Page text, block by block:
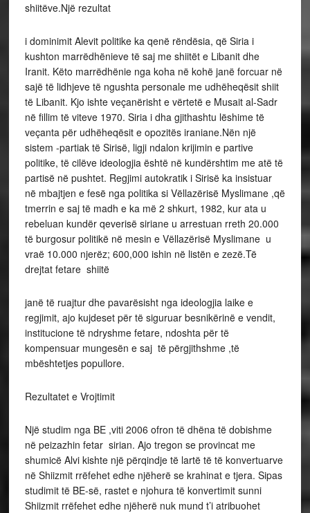
shiitëve.Një rezultat
i dominimit Alevit politike ka qenë rëndësia, që Siria i
kushton marrëdhënieve të saj me shiitët e Libanit dhe
Iranit. Këto marrëdhënie nga koha në kohë janë forcuar në
sajë të lidhjeve të ngushta personale me udhëheqësit shiit
të Libanit. Kjo ishte veçanërisht e vërtetë e Musait al-Sadr
në fillim të viteve 1970. Siria i dha gjithashtu lëshime të
veçanta për udhëheqësit e opozitës iraniane.Nën një
sistem -partiak të Sirisë, ligji ndalon krijimin e partive
politike, të cilëve ideologjia është në kundërshtim me atë të
partisë në pushtet. Regjimi autokratik i Sirisë ka insistuar
në mbajtjen e fesë nga politika si Vëllazërisë Myslimane ,që
tmerrin e saj të madh e ka më 2 shkurt, 1982, kur ata u
rebeluan kundër qeverisë siriane u arrestuan rreth 20.000
të burgosur politikë në mesin e Vëllazërisë Myslimane u
vraë 10.000 njerëz; 600,000 ishin në listën e zezë.Të
drejtat fetare shiitë
janë të ruajtur dhe pavarësisht nga ideologjia laike e
regjimit, ajo kujdeset për të siguruar besnikërinë e vendit,
institucione të ndryshme fetare, ndoshta për të
kompensuar mungesën e saj të përgjithshme ,të
mbështetjes popullore.
Rezultatet e Vrojtimit
Një studim nga BE ,viti 2006 ofron të dhëna të dobishme
në peizazhin fetar sirian. Ajo tregon se provincat me
shumicë Alvi kishte një përqindje të lartë të të konvertuarve
në Shiizmit rrëfehet edhe njëherë se krahinat e tjera. Sipas
studimit të BE-së, rastet e njohura të konvertimit sunni
Shiizmit rrëfehet edhe njëherë nuk mund t’i atribuohet